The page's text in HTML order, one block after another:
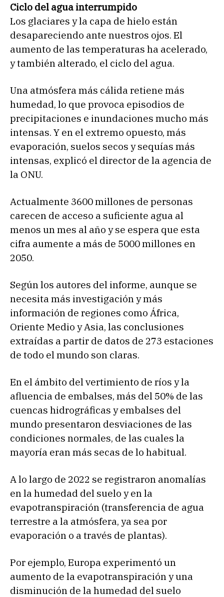
Ciclo del agua interrumpido
Los glaciares y la capa de hielo están
desapareciendo ante nuestros ojos. El
aumento de las temperaturas ha acelerado,
y también alterado, el ciclo del agua.
Una atmósfera más cálida retiene más
humedad, lo que provoca episodios de
precipitaciones e inundaciones mucho más
intensas. Y en el extremo opuesto, más
evaporación, suelos secos y sequías más
intensas, explicó el director de la agencia de
la ONU.
Actualmente 3600 millones de personas
carecen de acceso a suficiente agua al
menos un mes al año y se espera que esta
cifra aumente a más de 5000 millones en
2050.
Según los autores del informe, aunque se
necesita más investigación y más
información de regiones como África,
Oriente Medio y Asia, las conclusiones
extraídas a partir de datos de 273 estaciones
de todo el mundo son claras.
En el ámbito del vertimiento de ríos y la
afluencia de embalses, más del 50% de las
cuencas hidrográficas y embalses del
mundo presentaron desviaciones de las
condiciones normales, de las cuales la
mayoría eran más secas de lo habitual.
A lo largo de 2022 se registraron anomalías
en la humedad del suelo y en la
evapotranspiración (transferencia de agua
terrestre a la atmósfera, ya sea por
evaporación o a través de plantas).
Por ejemplo, Europa experimentó un
aumento de la evapotranspiración y una
disminución de la humedad del suelo